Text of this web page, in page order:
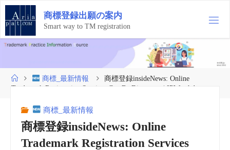
コ
テ
ン
ツ
ス
商標登録出願の案内
Smart way to TM registration
ホ
ー
商標_最新情報
商標登録insideNews: Online
Trademark Registration Services Can Be Disastrous | IPWatchdog
商標_最新情報
商標登録insideNews: Online
Trademark Registration Services